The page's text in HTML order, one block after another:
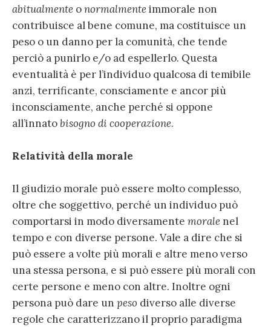
abitualmente onormalmenteimmorale non
contribuisce al bene comune, ma costituisce un
peso o un danno per la comunità, che tende
perciò a punirlo e/o ad espellerlo. Questa
eventualità è per l’individuo qualcosa di temibile
anzi, terrificante, consciamente e ancor più
inconsciamente, anche perché si oppone
all’innatobisogno di cooperazione.
Relatività della morale
Il giudizio morale può essere molto complesso,
oltre che soggettivo, perché un individuo può
comportarsi in modo diversamente morale nel
tempo e con diverse persone. Vale a dire che si
può essere a volte più morali e altre meno verso
una stessa persona, e si può essere più morali con
certe persone e meno con altre. Inoltre ogni
persona può dare un peso diverso alle diverse
regole che caratterizzano il proprio paradigma